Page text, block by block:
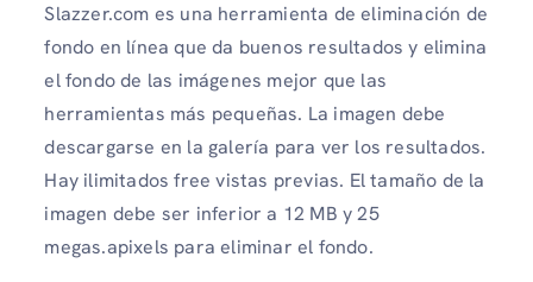
Slazzer.com es una herramienta de eliminación de
fondo en línea que da buenos resultados y elimina
el fondo de las imágenes mejor que las
herramientas más pequeñas. La imagen debe
descargarse en la galería para ver los resultados.
Hay ilimitados free vistas previas. El tamaño de la
imagen debe ser inferior a 12 MB y 25
megas.apixels para eliminar el fondo.